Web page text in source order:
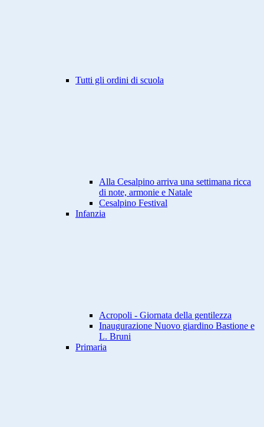
Tutti gli ordini di scuola
Alla Cesalpino arriva una settimana ricca
di note, armonie e Natale
Cesalpino Festival
Infanzia
Acropoli - Giornata della gentilezza
Inaugurazione Nuovo giardino Bastione e
L. Bruni
Primaria